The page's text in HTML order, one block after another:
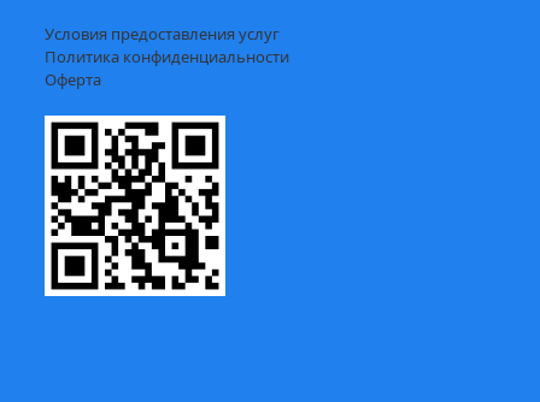
Условия предоставления услуг
Политика конфиденциальности
Оферта